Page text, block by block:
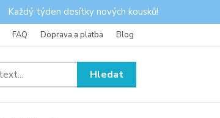
Každý týden desítky nových kousků!
FAQ Doprava a platba Blog
Hledat